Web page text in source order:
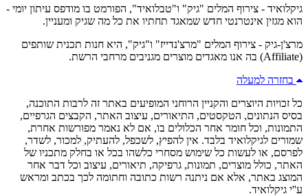
גיקלואיד - צירוף המלים "גיק" ו"טבלואיד", הפורמט בו מודפס עיתון יומי -
הוא מגזין אינטרנטי חדש שמאגד תחתיו את כל מה שגיק ומעניין.
מרצ'ן-גיק - צירוף המלים "מרצ'נדייז" ו"גיק", היא חנות תכנית שותפים
(Affiliate) בה אנו מאגדים מוצרים מגניבים מרחבי הרשת.
בחזרה למעלה
כל זכויות היוצרים והקניין הרוחני המופיעים באתר זה לרבות התוכנה,
בסיס הנתונים, הטקסטים, התיאורים, עיצוב האתר, הקבצים הגרפיים,
התמונות, וכל חומר אחר הכלולים בו, אם לא נאמר מפורשות אחרת,
שמורים לגיקלואיד בלבד. אין להפיץ, לשכפל, להעתיק, למכור, לשדר,
לפרסם, או לעשות כל שימוש מסחרי כלשהו בכל או בחלק מתכניו של
האתר, כולל מוצרים, תמונות, גרפיקה, תיאורים, עיצוב וכל דבר אחר
המוצג באתר, אלא אם ניתנה רשות כתובה וחתומה לכך בכתב ומראש
ע''י גיקלואיד.